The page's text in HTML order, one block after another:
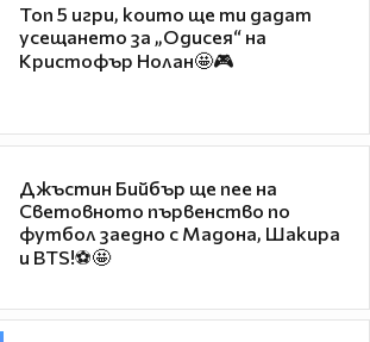
Топ 5 игри, които ще ти дадат
усещането за „Одисея“ на
Кристофър Нолан🤩🎮
Джъстин Бийбър ще пее на
Световното първенство по
футбол заедно с Мадона, Шакира
и BTS!⚽🤩